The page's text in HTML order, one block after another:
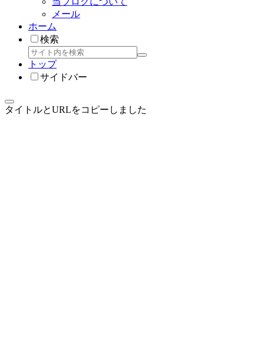
メール
ホーム
検索
トップ
サイドバー
タイトルとURLをコピーしました